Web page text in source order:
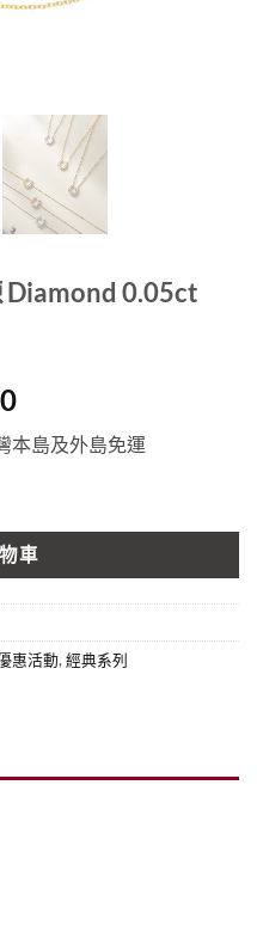
Diamond 0.05ct
目
前
價
本島及外島免運
車
惠活動, 經典系列